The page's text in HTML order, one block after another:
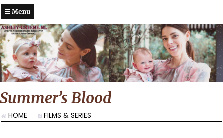
Menu
Summer’s Blood
HOME FILMS & SERIES